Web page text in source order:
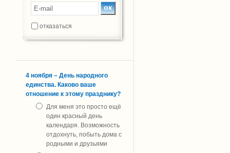
отказаться
4 ноября – День народного
единства. Каково ваше
отношение к этому празднику?
Для меня это просто ещё
один красный день
календаря. Возможность
отдохнуть, побыть дома с
родными и друзьями